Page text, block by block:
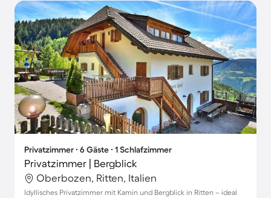
Privatzimmer ∙ 6 Gäste ∙ 1 Schlafzimmer
Privatzimmer | Bergblick
Oberbozen, Ritten, Italien
Idyllisches Privatzimmer mit Kamin und Bergblick in Ritten – ideal